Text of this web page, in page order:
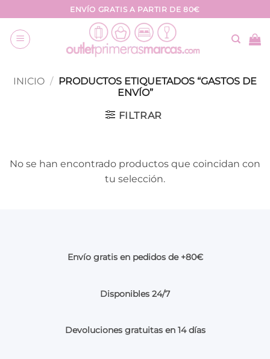
al
contenido
ENVÍO GRATIS A PARTIR DE 80€
INICIO / PRODUCTOS ETIQUETADOS “GASTOS DE
ENVÍO”
FILTRAR
No se han encontrado productos que coincidan con
tu selección.
Envío gratis en pedidos de +80€
Disponibles 24/7
Devoluciones gratuitas en 14 días